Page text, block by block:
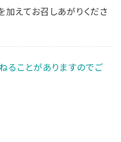
えてお召しあがりくださ
ことがありますのでご